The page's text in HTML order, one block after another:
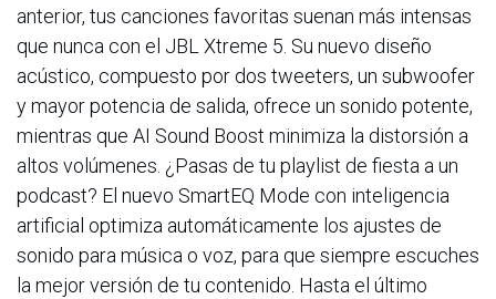
anterior, tus canciones favoritas suenan más intensas
que nunca con el JBL Xtreme 5. Su nuevo diseño
acústico, compuesto por dos tweeters, un subwoofer
y mayor potencia de salida, ofrece un sonido potente,
mientras que AI Sound Boost minimiza la distorsión a
altos volúmenes. ¿Pasas de tu playlist de fiesta a un
podcast? El nuevo SmartEQ Mode con inteligencia
artificial optimiza automáticamente los ajustes de
sonido para música o voz, para que siempre escuches
la mejor versión de tu contenido. Hasta el último